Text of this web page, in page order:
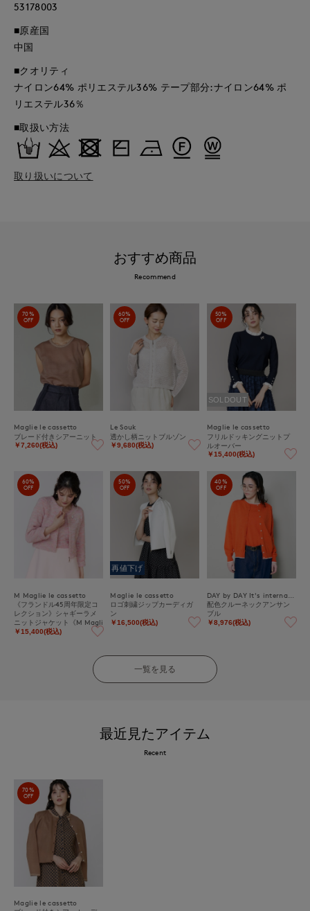
53178003
■原産国
中国
■クオリティ
ナイロン64% ポリエステル36% テープ部分:ナイロン64% ポ
リエステル36％
■取扱い方法
取り扱いについて
おすすめ商品
Recommend
70%
OFF
Maglie le cassetto
ブレード付きシアーニット
￥7,260(税込)
60%
OFF
Le Souk
透かし柄ニットブルゾン
￥9,680(税込)
50%
OFF
SOLDOUT
Maglie le cassetto
フリルドッキングニットプ
ルオーバー
￥15,400(税込)
60%
OFF
M Maglie le cassetto
《フランドル45周年限定コ
レクション》シャギーラメ
ニットジャケット《M Magli
e le cassetto》
￥15,400(税込)
50%
OFF
再値下げ
Maglie le cassetto
ロゴ刺繍ジップカーディガ
ン
￥16,500(税込)
40%
OFF
配色クルーネックアンサン
ブル
￥8,976(税込)
一覧を見る
最近見たアイテム
Recent
70%
OFF
Maglie le cassetto